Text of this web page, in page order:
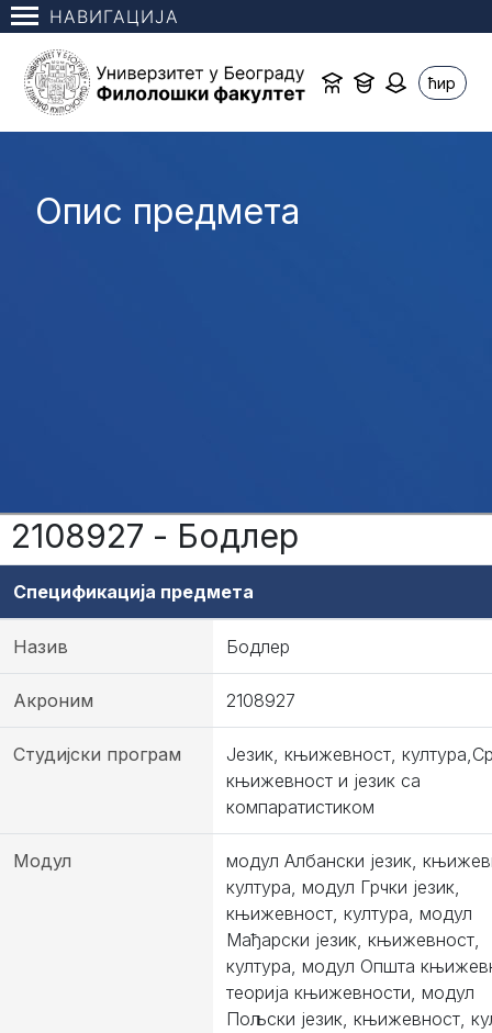
НАВИГАЦИЈА
ћир
Опис предмета
2108927 - Бодлер
Спецификација предмета
Назив Бодлер
Акроним 2108927
Студијски програм
Језик, књижевност,
књижевност и језик са
компаратистиком
Модул
модул Албански језик,
култура, модул Грчки језик,
књижевност, култура, модул
Мађарски језик, књижевност,
култура, модул Општа
теорија књижевности, модул
Пољски језик, књижевност,